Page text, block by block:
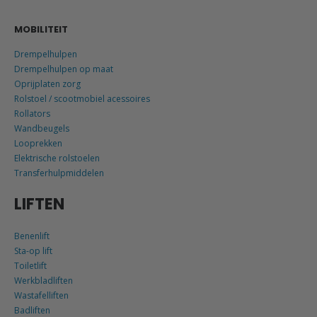
MOBILITEIT
Drempelhulpen
Drempelhulpen op maat
Oprijplaten zorg
Rolstoel / scootmobiel acessoires
Rollators
Wandbeugels
Looprekken
Elektrische rolstoelen
Transferhulpmiddelen
LIFTEN
Benenlift
Sta-op lift
Toiletlift
Werkbladliften
Wastafelliften
Badliften